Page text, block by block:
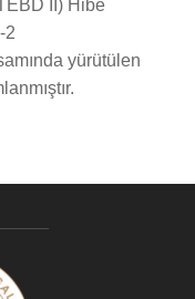
II) Hibe
2
yürütülen